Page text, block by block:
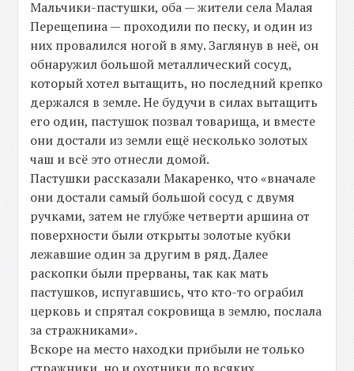
Мальчики-пастушки, оба — жители села Малая
Перещепина — проходили по песку, и один из
них провалился ногой в яму. Заглянув в неё, он
обнаружил большой металлический сосуд,
который хотел вытащить, но последний крепко
держался в земле. Не будучи в силах вытащить
его один, пастушок позвал товарища, и вместе
они достали из земли ещё несколько золотых
чаш и всё это отнесли домой.
Пастушки рассказали Макаренко, что «вначале
они достали самый большой сосуд с двумя
ручками, затем не глубже четверти аршина от
поверхности были открыты золотые кубки
лежавшие один за другим в ряд. Далее
раскопки были прерваны, так как мать
пастушков, испугавшись, что кто-то ограбил
церковь и спрятал сокровища в землю, послала
за стражниками».
Вскоре на место находки прибыли не только